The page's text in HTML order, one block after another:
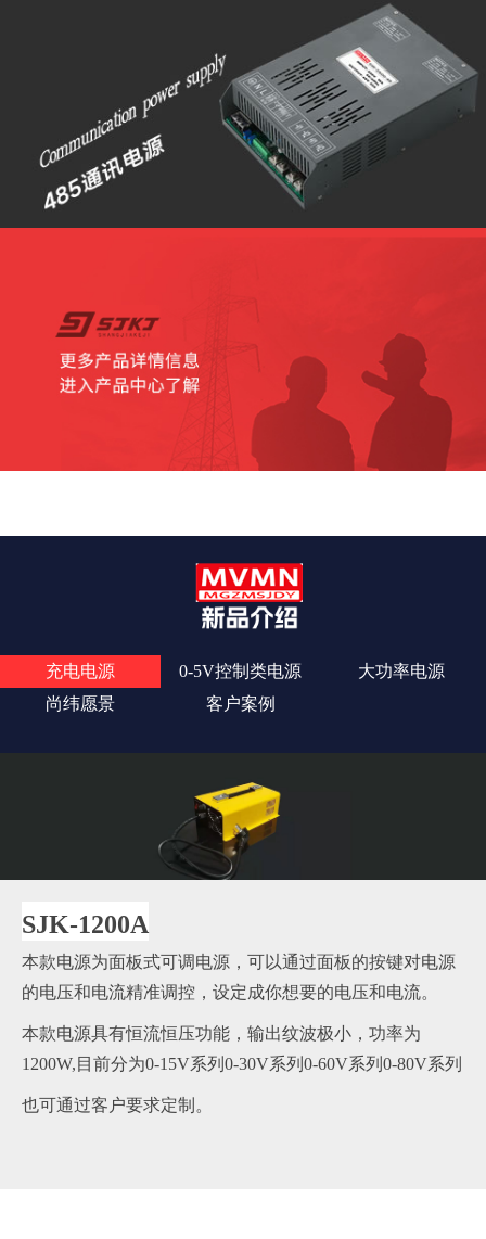
查看更多
充电电源 0-5V控制类电源
大功率电源
尚纬愿景
客户案例
SJK-1200A
本款电源为面板式可调电源，可以通过面板的按键对电源
的电压和电流精准调控，设定成你想要的电压和电流。
本款电源具有恒流恒压功能，输出纹波极小，功率为
1200W,目前分为0-15V系列0-30V系列0-60V系列0-80V系列
也可通过客户要求定制。